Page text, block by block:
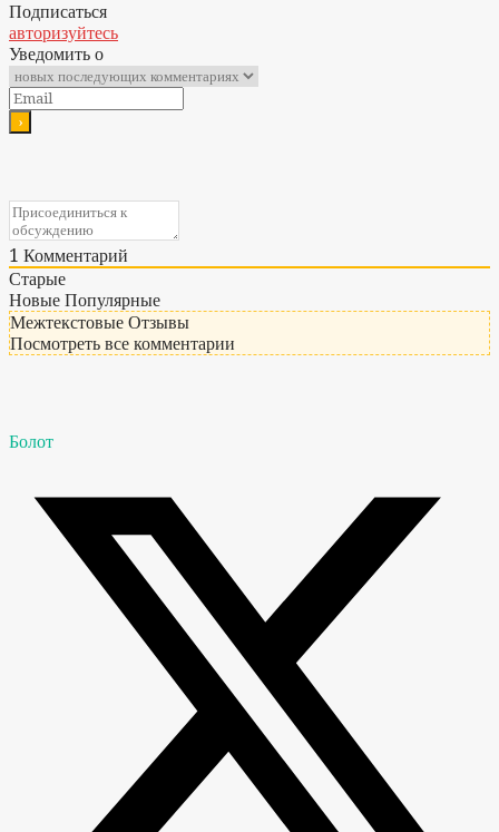
Подписаться
авторизуйтесь
Уведомить о
1 Комментарий
Старые
Новые Популярные
Межтекстовые Отзывы
Посмотреть все комментарии
Болот